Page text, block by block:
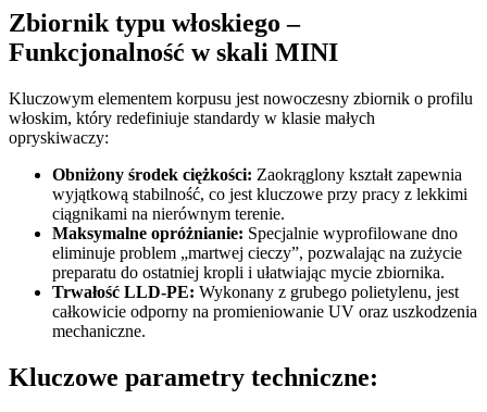
Zbiornik typu włoskiego –
Funkcjonalność w skali MINI
Kluczowym elementem korpusu jest nowoczesny zbiornik o profilu
włoskim, który redefiniuje standardy w klasie małych
opryskiwaczy:
Obniżony środek ciężkości: Zaokrąglony kształt zapewnia
wyjątkową stabilność, co jest kluczowe przy pracy z lekkimi
ciągnikami na nierównym terenie.
Maksymalne opróżnianie: Specjalnie wyprofilowane dno
eliminuje problem „martwej cieczy”, pozwalając na zużycie
preparatu do ostatniej kropli i ułatwiając mycie zbiornika.
Trwałość LLD-PE: Wykonany z grubego polietylenu, jest
całkowicie odporny na promieniowanie UV oraz uszkodzenia
mechaniczne.
Kluczowe parametry techniczne: